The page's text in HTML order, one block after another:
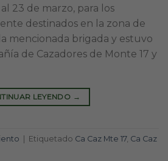
23 de marzo, para los
destinados en la zona de
mencionada brigada y estuvo
de Cazadores de Monte 17 y
LEYENDO →
| Etiquetado Ca Caz Mte 17, Ca Caz